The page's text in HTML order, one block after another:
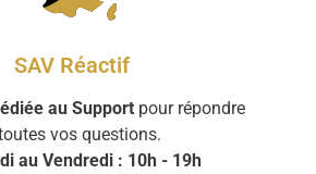
SAV Réactif
au Support pour répondre
vos questions.
au Vendredi : 10h - 19h